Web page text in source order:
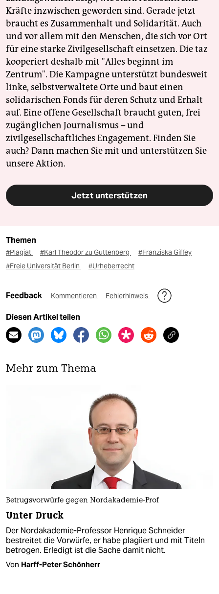
Kräfte inzwischen geworden sind. Gerade jetzt
braucht es Zusammenhalt und Solidarität. Auch
und vor allem mit den Menschen, die sich vor Ort
für eine starke Zivilgesellschaft einsetzen. Die taz
kooperiert deshalb mit "Alles beginnt im
Zentrum". Die Kampagne unterstützt bundesweit
linke, selbstverwaltete Orte und baut einen
solidarischen Fonds für deren Schutz und Erhalt
auf. Eine offene Gesellschaft braucht guten, frei
zugänglichen Journalismus – und
zivilgesellschaftliches Engagement. Finden Sie
auch? Dann machen Sie mit und unterstützen Sie
unsere Aktion.
Jetzt unterstützen
Themen
#Plagiat #Karl Theodor zu Guttenberg
#Franziska Giffey
#Freie Universität Berlin
#Urheberrecht
Feedback Kommentieren Fehlerhinweis
Diesen Artikel teilen
Mehr zum Thema
Betrugsvorwürfe gegen Nordakademie-Prof
Unter Druck
Der Nordakademie-Professor Henrique Schneider
bestreitet die Vorwürfe, er habe plagiiert und mit Titeln
betrogen. Erledigt ist die Sache damit nicht.
Von Harff-Peter Schönherr